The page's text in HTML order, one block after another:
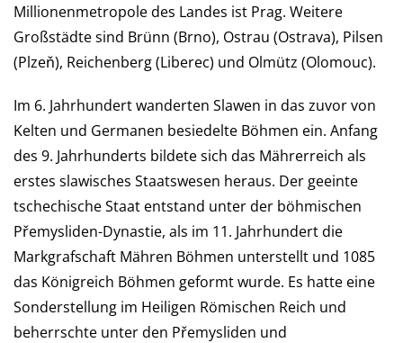
Millionenmetropole des Landes ist Prag. Weitere
Großstädte sind Brünn (Brno), Ostrau (Ostrava), Pilsen
(Plzeň), Reichenberg (Liberec) und Olmütz (Olomouc).
Im 6. Jahrhundert wanderten Slawen in das zuvor von
Kelten und Germanen besiedelte Böhmen ein. Anfang
des 9. Jahrhunderts bildete sich das Mährerreich als
erstes slawisches Staatswesen heraus. Der geeinte
tschechische Staat entstand unter der böhmischen
Přemysliden-Dynastie, als im 11. Jahrhundert die
Markgrafschaft Mähren Böhmen unterstellt und 1085
das Königreich Böhmen geformt wurde. Es hatte eine
Sonderstellung im Heiligen Römischen Reich und
beherrschte unter den Přemysliden und